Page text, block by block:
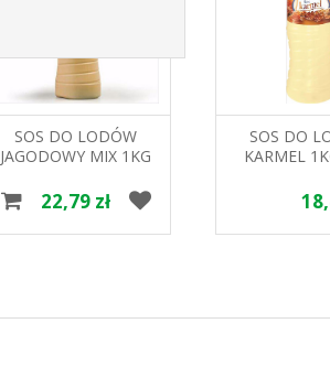
SOS DO LODÓW
JAGODOWY MIX 1KG
22,79 zł
SOS DO
KARMEL